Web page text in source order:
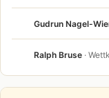
Gudrun Nagel-
Ralph Bruse ·